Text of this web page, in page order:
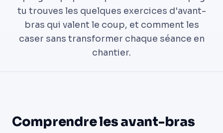
tu trouves les quelques exercices d'avant-
bras qui valent le coup, et comment les
caser sans transformer chaque séance en
chantier.
Comprendre les avant-bras